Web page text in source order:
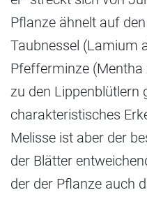
Pflanze ähnelt auf
Taubnessel (Lamium
Pfefferminze (Mentha
zu den Lippenblütlern
charakteristisches
Melisse ist aber der
der Blätter
der der Pflanze auch